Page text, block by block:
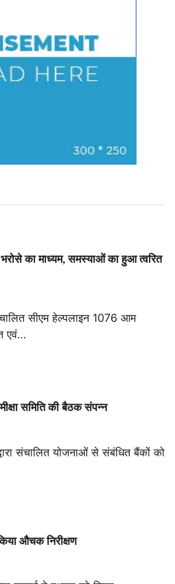
का माध्यम, समस्याओं का हुआ त्वरित
सीएम हेल्पलाइन 1076 आम
एवं…
समिति की बैठक संपन्न
संचालित योजनाओं से संबंधित बैंकों को
औचक निरीक्षण